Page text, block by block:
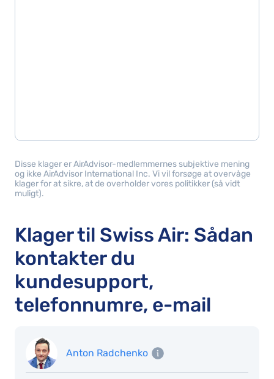
Disse klager er AirAdvisor-medlemmernes subjektive mening
og ikke AirAdvisor International Inc. Vi vil forsøge at overvåge
klager for at sikre, at de overholder vores politikker (så vidt
muligt).
Klager til Swiss Air: Sådan
kontakter du
kundesupport,
telefonnumre, e-mail
Anton Radchenko